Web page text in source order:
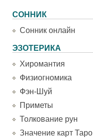
СОННИК
Сонник онлайн
ЭЗОТЕРИКА
Хиромантия
Физиогномика
Фэн-Шуй
Приметы
Толкование рун
Значение карт Таро